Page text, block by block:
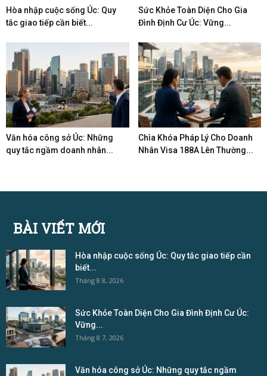
Hòa nhập cuộc sống Úc: Quy
tắc giao tiếp cần biết...
Sức Khỏe Toàn Diện Cho Gia
Đình Định Cư Úc: Vững...
Văn hóa công sở Úc: Những
quy tắc ngầm doanh nhân...
Chìa Khóa Pháp Lý Cho Doanh
Nhân Visa 188A Lên Thường...
BÀI VIẾT MỚI
Hòa nhập cuộc sống Úc: Quy tắc giao tiếp cần
biết...
Tháng 8 8, 2026
Sức Khỏe Toàn Diện Cho Gia Đình Định Cư Úc:
Vững...
Tháng 8 7, 2026
Văn hóa công sở Úc: Những quy tắc ngầm